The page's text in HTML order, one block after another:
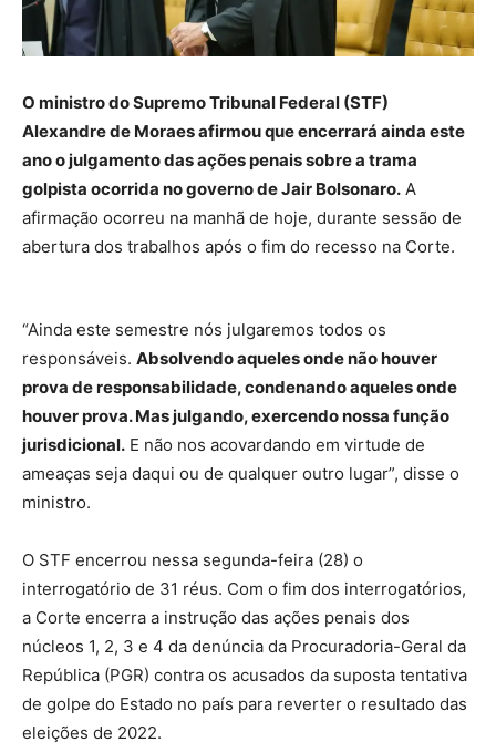
O ministro do Supremo Tribunal Federal (STF)
Alexandre de Moraes afirmou que encerrará ainda este
ano o julgamento das ações penais sobre a trama
golpista ocorrida no governo de Jair Bolsonaro. A
afirmação ocorreu na manhã de hoje, durante sessão de
abertura dos trabalhos após o fim do recesso na Corte.
“Ainda este semestre nós julgaremos todos os
responsáveis. Absolvendo aqueles onde não houver
prova de responsabilidade, condenando aqueles onde
houver prova. Mas julgando, exercendo nossa função
jurisdicional. E não nos acovardando em virtude de
ameaças seja daqui ou de qualquer outro lugar”, disse o
ministro.
O STF encerrou nessa segunda-feira (28) o
interrogatório de 31 réus. Com o fim dos interrogatórios,
a Corte encerra a instrução das ações penais dos
núcleos 1, 2, 3 e 4 da denúncia da Procuradoria-Geral da
República (PGR) contra os acusados da suposta tentativa
de golpe do Estado no país para reverter o resultado das
eleições de 2022.